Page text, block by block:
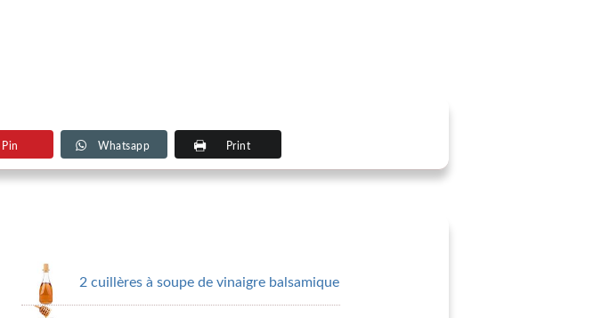
Pin Whatsapp Print
2 cuillères à soupe de vinaigre balsamique